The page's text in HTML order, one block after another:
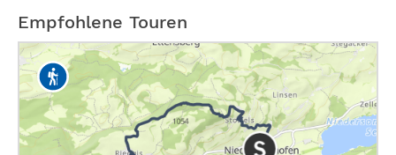
Empfohlene Touren